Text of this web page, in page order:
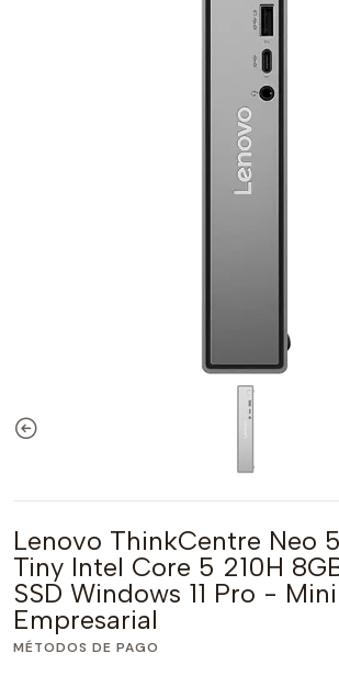
Lenovo ThinkCentre Neo
Tiny Intel Core 5 210H
SSD Windows 11 Pro -
Empresarial
MÉTODOS DE PAGO